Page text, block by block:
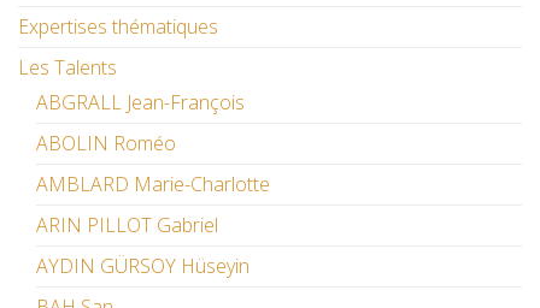
Expertises thématiques
Les Talents
ABGRALL Jean-François
ABOLIN Roméo
AMBLARD Marie-Charlotte
ARIN PILLOT Gabriel
AYDIN GÜRSOY Hüseyin